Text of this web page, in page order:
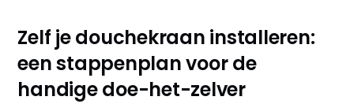
Zelf je douchekraan installeren:
een stappenplan voor de
handige doe-het-zelver